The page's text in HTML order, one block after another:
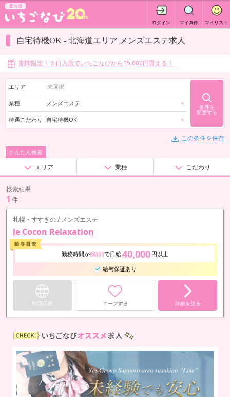
北海道
ログイン マイ条件 マイリスト
自宅待機OK - 北海道エリア メンズエステ求人
期間限定！２日入店でいちごなびから15,000円貰える！
エリア
業種 メンズエステ ×
待遇こだわり 自宅待機OK ×
条件を
変更する
この条件を保存
かんたん検索
エリア 業種 こだわり
検索結果
1 件
札幌・すすきの / メンズエステ
le Cocon Relaxation
勤務時間が8時間で日給40,000 円以上
給与保証あり
WEB応募 キープする 詳細を見る